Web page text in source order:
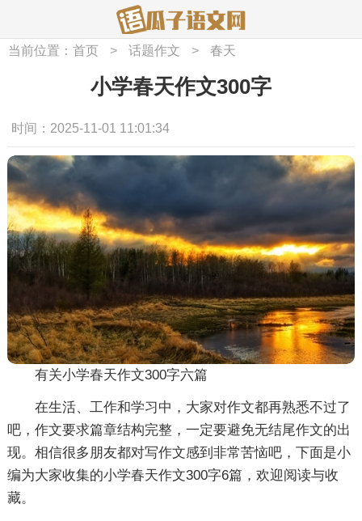
当前位置： 首页 > 话题作文 > 春天
小学春天作文300字
时间：2025-11-01 11:01:34
有关小学春天作文300字六篇
在生活、工作和学习中，大家对作文都再熟悉不过了
吧，作文要求篇章结构完整，一定要避免无结尾作文的出
现。相信很多朋友都对写作文感到非常苦恼吧，下面是小
编为大家收集的小学春天作文300字6篇，欢迎阅读与收
藏。